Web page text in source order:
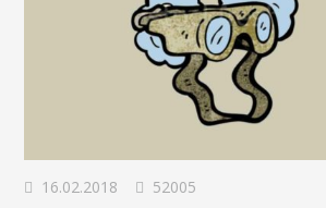
16.02.2018 52005